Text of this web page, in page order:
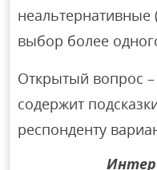
выбор более
Открытый вопрос
содержит
респонденту